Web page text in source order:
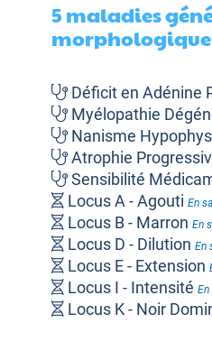
5 maladies
Déficit en Adénine
Myélopathie
Nanisme
Atrophie
Sensibilité
Locus A - Agouti En
Locus B - Marron En
Locus D - Dilution En
Locus E - Extension
Locus I - Intensité
Locus K - Noir